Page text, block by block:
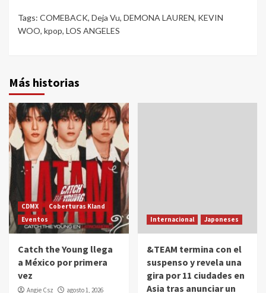
Tags: COMEBACK, Deja Vu, DEMONA LAUREN, KEVIN
WOO, kpop, LOS ANGELES
Más historias
CDMX
Coberturas Kland
Eventos
Catch the Young llega
a México por primera
vez
Angie Csz
agosto 1, 2026
Internacional Japoneses
&TEAM termina con el
suspenso y revela una
gira por 11 ciudades en
Asia tras anunciar un